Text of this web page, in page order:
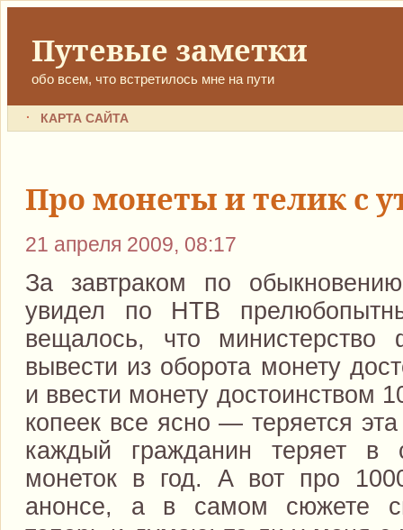
Путевые заметки
обо всем, что встретилось мне на пути
КАРТА САЙТА
Про монеты и телик с
21 апреля 2009, 08:17
За завтраком по
увидел по НТВ
вещалось, что министерство
вывести из оборота монету
и ввести монету достоинством
копеек все ясно — теряется
каждый гражданин теряет в
монеток в год. А вот про
анонсе, а в самом сюжете